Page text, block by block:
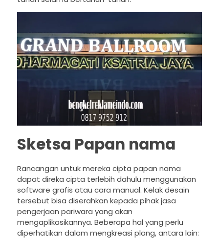
Sketsa Papan nama
Rancangan untuk mereka cipta papan nama
dapat direka cipta terlebih dahulu menggunakan
software grafis atau cara manual. Kelak desain
tersebut bisa diserahkan kepada pihak jasa
pengerjaan pariwara yang akan
mengaplikasikannya. Beberapa hal yang perlu
diperhatikan dalam mengkreasi plang, antara lain: